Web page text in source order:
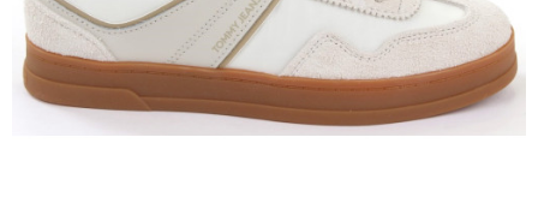
Glispe
Mulher